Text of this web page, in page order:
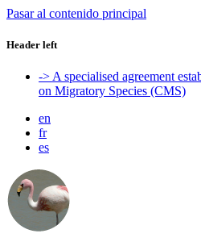
Pasar al contenido principal
Header left
-> A specialised agreement
on Migratory Species (CMS)
en
fr
es